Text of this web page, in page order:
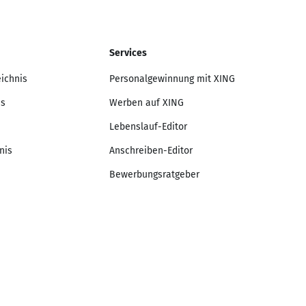
Services
Personalgewinnung mit XING
Werben auf XING
Lebenslauf-Editor
Anschreiben-Editor
Bewerbungsratgeber